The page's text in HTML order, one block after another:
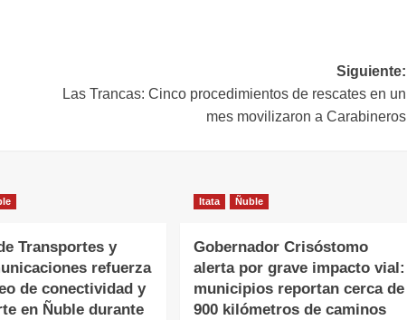
Siguiente:
Las Trancas: Cinco procedimientos de rescates en un
mes movilizaron a Carabineros
Transportes y
refuerza
de conectividad y
en Ñuble durante
Itata Ñuble
Gobernador Crisóstomo
alerta por grave impacto vial:
municipios reportan cerca de
900 kilómetros de caminos